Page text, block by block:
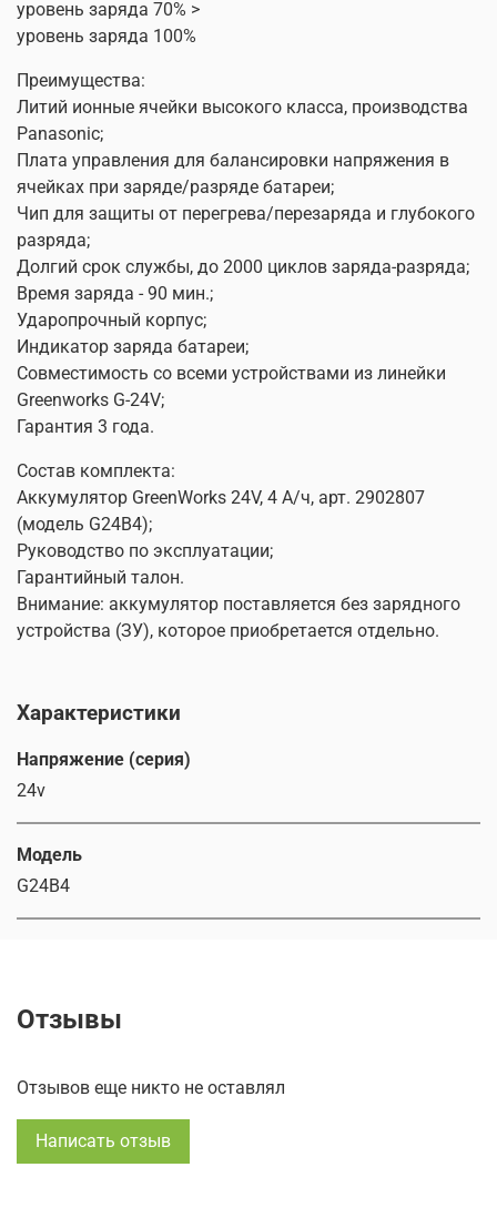
уровень заряда 70% >
уровень заряда 100%
Преимущества:
Литий ионные ячейки высокого класса, производства
Panasonic;
Плата управления для балансировки напряжения в
ячейках при заряде/разряде батареи;
Чип для защиты от перегрева/перезаряда и глубокого
разряда;
Долгий срок службы, до 2000 циклов заряда-разряда;
Время заряда - 90 мин.;
Ударопрочный корпус;
Индикатор заряда батареи;
Совместимость со всеми устройствами из линейки
Greenworks G-24V;
Гарантия 3 года.
Состав комплекта:
Аккумулятор GreenWorks 24V, 4 А/ч, арт. 2902807
(модель G24B4);
Руководство по эксплуатации;
Гарантийный талон.
Внимание: аккумулятор поставляется без зарядного
устройства (ЗУ), которое приобретается отдельно.
Характеристики
Напряжение (серия)
24v
Модель
G24B4
Отзывы
Отзывов еще никто не оставлял
Написать отзыв